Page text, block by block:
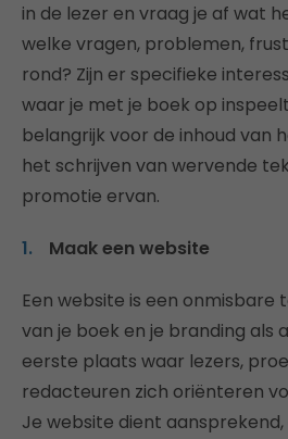
in de lezer en vraag je af wat
welke vragen, problemen,
rond? Zijn er specifieke
waar je met je boek op
belangrijk voor de inhoud van
het schrijven van wervende
promotie ervan.
Maak een website
Een website is een onmisbare
van je boek en je branding als
eerste plaats waar lezers,
redacteuren zich oriënteren
Je website dient